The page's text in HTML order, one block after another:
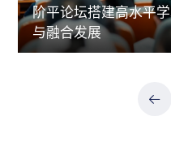
阶平论坛搭建高水平
与融合发展